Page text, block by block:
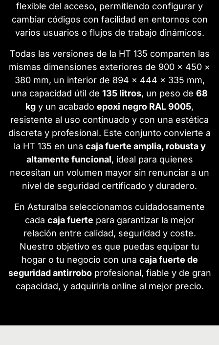
flexible del acceso, permitiendo configurar y
cambiar códigos con facilidad en entornos con
varios usuarios o flujos de trabajo dinámicos.
Todas las versiones de la HT 135 comparten las
mismas dimensiones exteriores de 900 × 450 ×
380 mm, un interior de 894 × 444 × 335 mm,
una capacidad útil de 135 litros, un peso de 68
kg y un acabado epoxi negro RAL 9005,
resistente al uso continuado y con una estética
discreta y profesional. Este conjunto convierte a
la HT 135 en una caja fuerte amplia, robusta y
altamente funcional, ideal para quienes
necesitan un volumen mayor sin renunciar a un
nivel de seguridad certificado y duradero.
En Asturalba seleccionamos cuidadosamente
cada caja fuerte para garantizar la mejor
relación entre calidad, seguridad y coste.
Nuestro objetivo es que puedas equipar tu
hogar o tu negocio con una caja fuerte de
seguridad antirroboprofesional, fiable y de gran
capacidad, y adquirirla online al mejor precio.